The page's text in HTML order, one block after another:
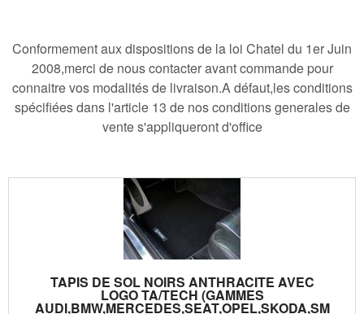
Conformement aux dispositions de la loi Chatel du 1er Juin
2008,merci de nous contacter avant commande pour
connaitre vos modalités de livraison.A défaut,les conditions
spécifiées dans l'article 13 de nos conditions generales de
vente s'appliqueront d'office
TAPIS DE SOL NOIRS ANTHRACITE AVEC
LOGO TA/TECH (GAMMES
AUDI,BMW,MERCEDES,SEAT,OPEL,SKODA,SM